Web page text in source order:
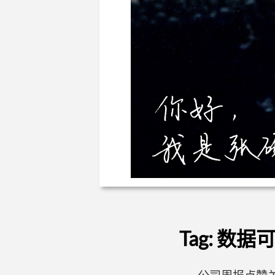
Tag: 数据